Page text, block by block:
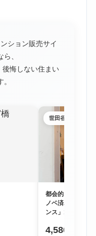
ション販売サイ
、
後悔しない住まい
世田谷区
都会的な利便性
ノベ済み物件「
ンス」1階
4,580万円